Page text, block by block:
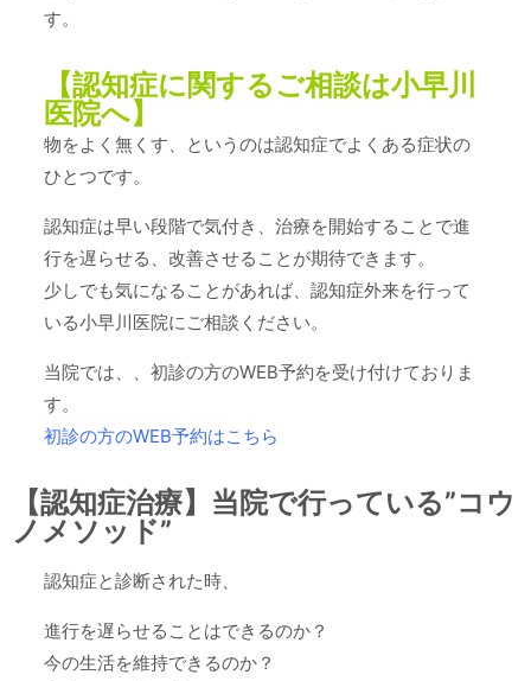
す。
【認知症に関するご相談は小早川
医院へ】
物をよく無くす、というのは認知症でよくある症状の
ひとつです。
認知症は早い段階で気付き、治療を開始することで進
行を遅らせる、改善させることが期待できます。
少しでも気になることがあれば、認知症外来を行って
いる小早川医院にご相談ください。
当院では、、初診の方のWEB予約を受け付けておりま
す。
初診の方のWEB予約はこちら
【認知症治療】当院で行っている”コウ
ノメソッド”
認知症と診断された時、
進行を遅らせることはできるのか？
今の生活を維持できるのか？